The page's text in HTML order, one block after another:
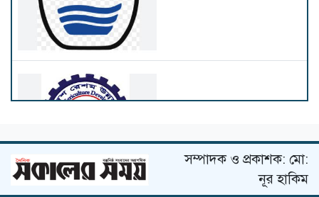
সম্পাদক ও প্রকাশক: মো:
নূর হাকিম